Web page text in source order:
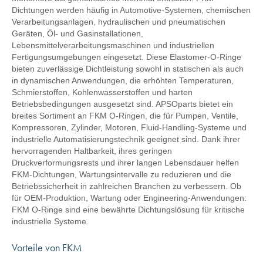
Dichtungen werden häufig in Automotive-Systemen, chemischen
Verarbeitungsanlagen, hydraulischen und pneumatischen
Geräten, Öl- und Gasinstallationen,
Lebensmittelverarbeitungsmaschinen und industriellen
Fertigungsumgebungen eingesetzt. Diese Elastomer-O-Ringe
bieten zuverlässige Dichtleistung sowohl in statischen als auch
in dynamischen Anwendungen, die erhöhten Temperaturen,
Schmierstoffen, Kohlenwasserstoffen und harten
Betriebsbedingungen ausgesetzt sind. APSOparts bietet ein
breites Sortiment an FKM O-Ringen, die für Pumpen, Ventile,
Kompressoren, Zylinder, Motoren, Fluid-Handling-Systeme und
industrielle Automatisierungstechnik geeignet sind. Dank ihrer
hervorragenden Haltbarkeit, ihres geringen
Druckverformungsrests und ihrer langen Lebensdauer helfen
FKM-Dichtungen, Wartungsintervalle zu reduzieren und die
Betriebssicherheit in zahlreichen Branchen zu verbessern. Ob
für OEM-Produktion, Wartung oder Engineering-Anwendungen:
FKM O-Ringe sind eine bewährte Dichtungslösung für kritische
industrielle Systeme.
Vorteile von FKM